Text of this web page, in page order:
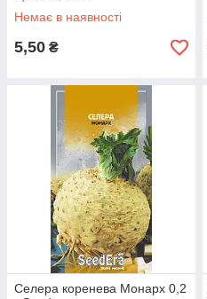
Немає в наявності
5,50 ₴
Селера коренева Монарх 0,2